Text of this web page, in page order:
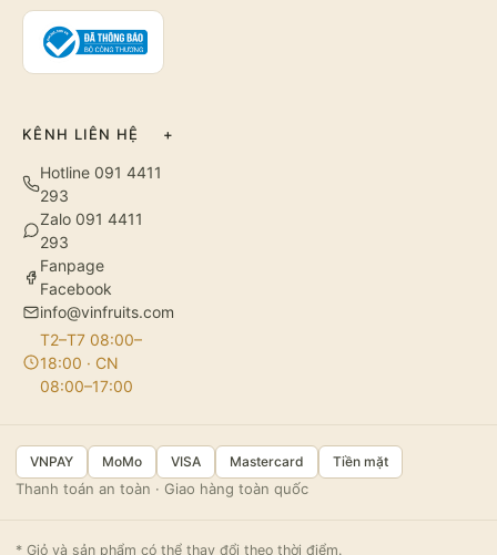
KÊNH LIÊN HỆ +
Hotline 091 4411
293
Zalo 091 4411
293
Fanpage
Facebook
info@vinfruits.com
T2–T7 08:00–
18:00 · CN
08:00–17:00
VNPAY MoMo VISA Mastercard Tiền mặt
Thanh toán an toàn · Giao hàng toàn quốc
* Giỏ và sản phẩm có thể thay đổi theo thời điểm.